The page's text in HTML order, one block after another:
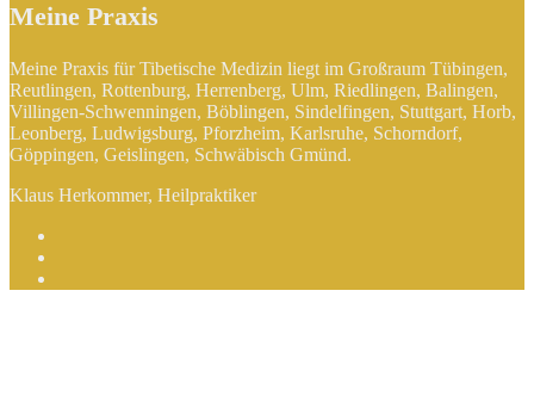
Meine Praxis
Meine Praxis für Tibetische Medizin liegt im Großraum Tübingen,
Reutlingen, Rottenburg, Herrenberg, Ulm, Riedlingen, Balingen,
Villingen-Schwenningen, Böblingen, Sindelfingen, Stuttgart, Horb,
Leonberg, Ludwigsburg, Pforzheim, Karlsruhe, Schorndorf,
Göppingen, Geislingen, Schwäbisch Gmünd.
Klaus Herkommer, Heilpraktiker